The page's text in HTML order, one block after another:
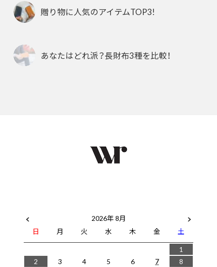
贈り物に人気のアイテムTOP3!
あなたはどれ派？長財布3種を比較！
2026年 8月
日
月 火 水 木 金
土
1
2
3 4 5 6 7
8